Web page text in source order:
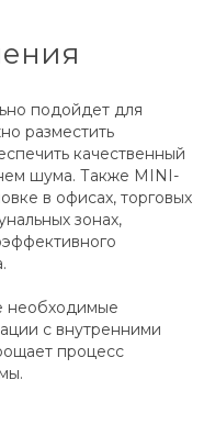
подойдет для
разместить
качественный
шума. Также MINI-
в офисах, торговых
зонах,
необходимые
с внутренними
процесс